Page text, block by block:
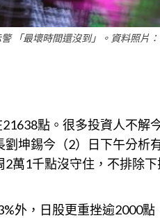
「最壞時間還沒到」。資料照片
點。很多投資人不解
坤錫今（2）日下午分析
萬1千點沒守住，不排除
外，日股更重挫逾2000點